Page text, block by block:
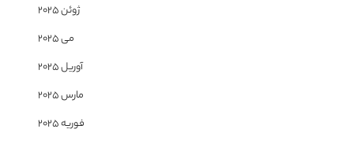
ژوئن 2025
می 2025
آوریل 2025
مارس 2025
فوریه 2025